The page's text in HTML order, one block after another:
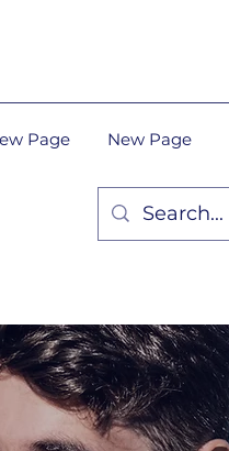
Page New Page